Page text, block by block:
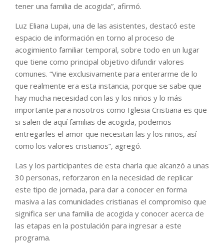
tener una familia de acogida”, afirmó.
Luz Eliana Lupai, una de las asistentes, destacó este
espacio de información en torno al proceso de
acogimiento familiar temporal, sobre todo en un lugar
que tiene como principal objetivo difundir valores
comunes. “Vine exclusivamente para enterarme de lo
que realmente era esta instancia, porque se sabe que
hay mucha necesidad con las y los niños y lo más
importante para nosotros como Iglesia Cristiana es que
si salen de aquí familias de acogida, podemos
entregarles el amor que necesitan las y los niños, así
como los valores cristianos”, agregó.
Las y los participantes de esta charla que alcanzó a unas
30 personas, reforzaron en la necesidad de replicar
este tipo de jornada, para dar a conocer en forma
masiva a las comunidades cristianas el compromiso que
significa ser una familia de acogida y conocer acerca de
las etapas en la postulación para ingresar a este
programa.